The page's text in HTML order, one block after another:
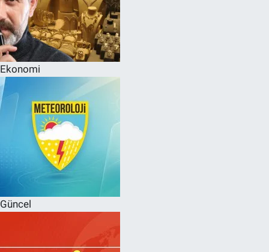
Ekonomi
Güncel